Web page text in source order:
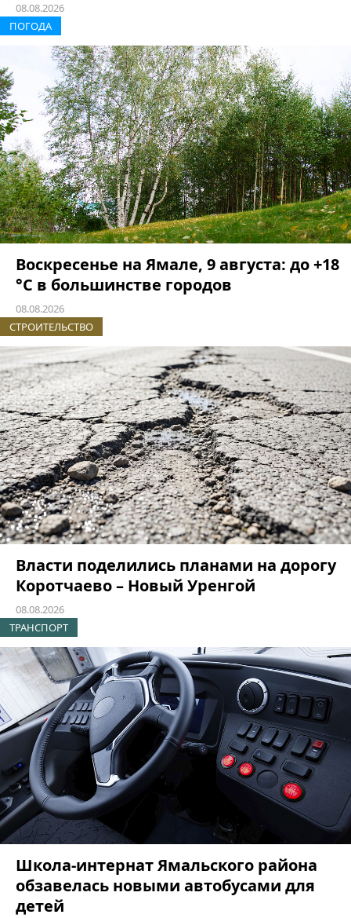
08.08.2026
ПОГОДА
Воскресенье на Ямале, 9 августа: до +18
°C в большинстве городов
08.08.2026
СТРОИТЕЛЬСТВО
Власти поделились планами на дорогу
Коротчаево – Новый Уренгой
08.08.2026
ТРАНСПОРТ
Школа-интернат Ямальского района
обзавелась новыми автобусами для
детей